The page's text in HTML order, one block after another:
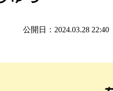
公開日：2024.03.28 22:40